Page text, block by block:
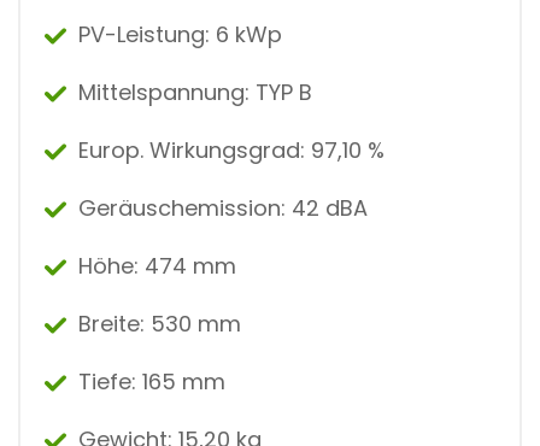
PV-Leistung: 6 kWp
Mittelspannung: TYP B
Europ. Wirkungsgrad: 97,10 %
Geräuschemission: 42 dBA
Höhe: 474 mm
Breite: 530 mm
Tiefe: 165 mm
Gewicht: 15,20 kg